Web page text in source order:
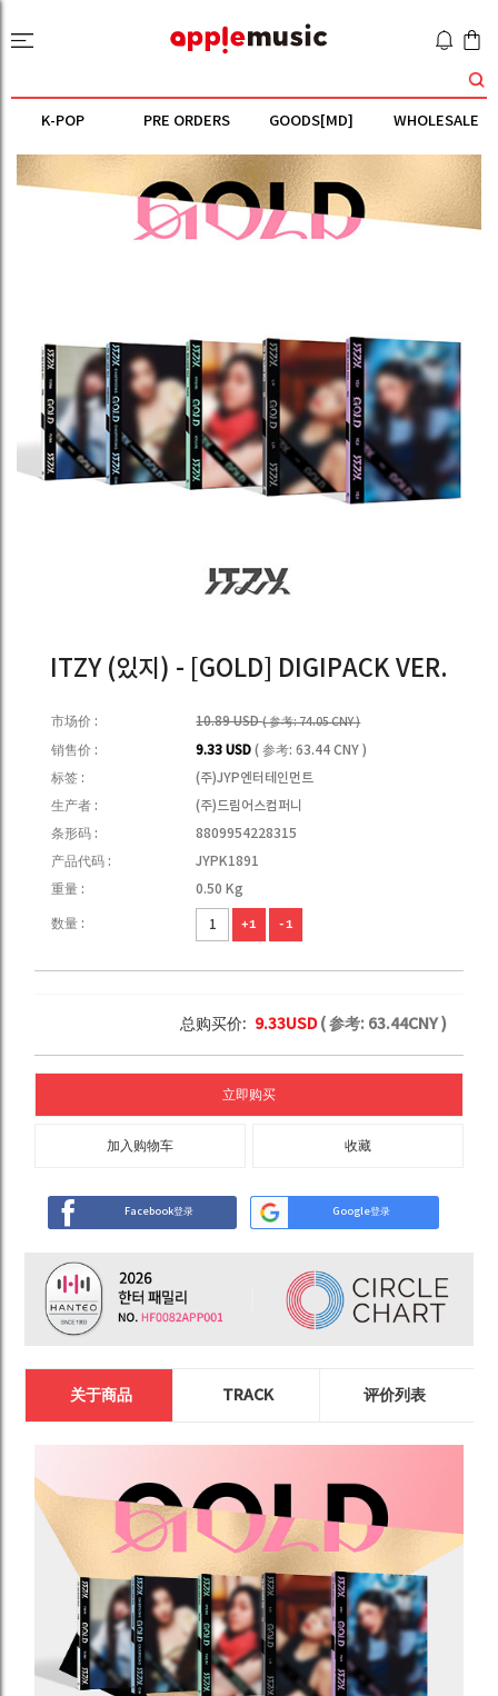
K-POP PRE ORDERS GOODS[MD] WHOLESALE
ITZY (있지) - [GOLD] DIGIPACK VER.
市场价 : 10.89 USD( 参考: 74.05 CNY )
销售价 : 9.33 USD( 参考: 63.44 CNY )
标签 :
(주)JYP엔터테인먼트
生产者 :
(주)드림어스컴퍼니
条形码 :
8809954228315
产品代码 :
JYPK1891
重量 :
0.50 Kg
数量 : +1 -1
总购买价: 9.33USD( 参考: 63.44CNY )
立即购买
加入购物车 收藏
Facebook登录 Google登录
关于商品 TRACK 评价列表